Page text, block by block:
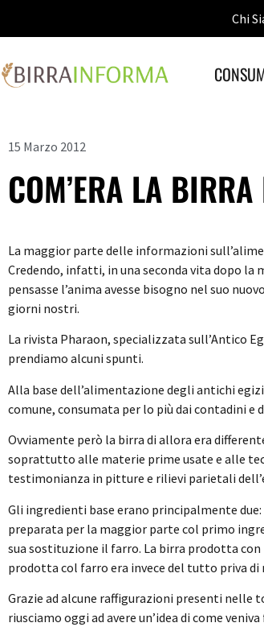
Chi
15 Marzo 2012
COM’ERA LA
La maggior parte delle informazioni
Credendo, infatti, in una seconda vita dopo la
pensasse l’anima avesse bisogno nel suo
giorni nostri.
La rivista Pharaon, specializzata sull’Antico
prendiamo alcuni spunti.
Alla base dell’alimentazione degli antichi
comune, consumata per lo più dai contadini e
Ovviamente però la birra di allora era
soprattutto alle materie prime usate e alle
testimonianza in pitture e rilievi parietali
Gli ingredienti base erano principalmente due:
preparata per la maggior parte col primo
sua sostituzione il farro. La birra prodotta
prodotta col farro era invece del tutto priva di
Grazie ad alcune raffigurazioni presenti nelle
riusciamo oggi ad avere un’idea di come